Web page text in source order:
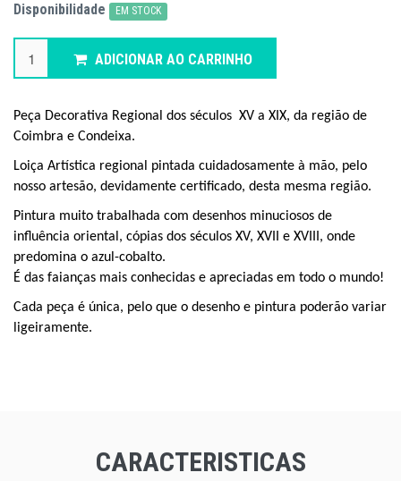
Disponibilidade EM STOCK
ADICIONAR AO CARRINHO
Peça Decorativa Regional dos séculos XV a XIX, da região de
Coimbra e Condeixa.
Loiça Artística regional pintada cuidadosamente à mão, pelo
nosso artesão, devidamente certificado, desta mesma região.
Pintura muito trabalhada com desenhos minuciosos de
influência oriental, cópias dos séculos XV, XVII e XVIII, onde
predomina o azul-cobalto.
É das faianças mais conhecidas e apreciadas em todo o mundo!
Cada peça é única, pelo que o desenho e pintura poderão variar
ligeiramente.
CARACTERISTICAS